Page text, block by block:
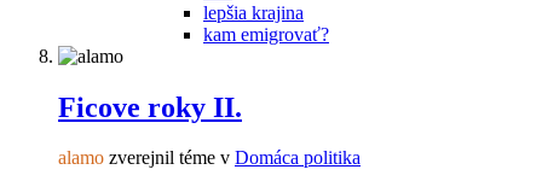
lepšia krajina
kam emigrovať?
Ficove roky II.
alamo zverejnil téme v Domáca politika